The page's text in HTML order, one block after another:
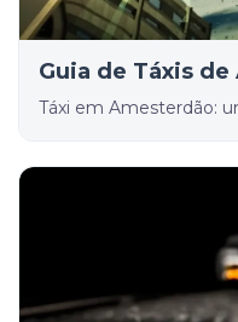
Guia de Táxis
Táxi em Amesterdão: